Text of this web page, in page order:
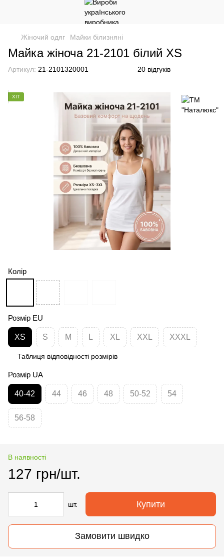
Жіночий одяг Майки білизняні
Майка жіноча 21-2101 білий XS
Артикул: 21-2101320001 20 відгуків
ХІТ
Колір
Розмір EU
XS S M L XL XXL XXXL
Таблиця відповідності розмірів
Розмір UA
40-42 44 46 48 50-52 54
56-58
В наявності
127 грн/шт.
шт. Купити
Замовити швидко